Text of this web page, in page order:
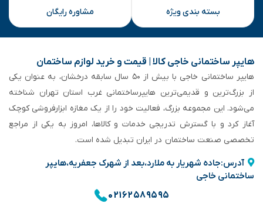
بسته بندی ویژه مشاوره رایگان
هایپر ساختمانی خاجی‌ کالا | قیمت و خرید لوازم ساختمان
هایپر ساختمانی خاجی‌ با بیش از ۵۰ سال سابقه‌ درخشان، به عنوان یکی
از بزرگ‌ترین و قدیمی‌ترین هایپرساختمانی‌ غرب استان تهران شناخته
می‌شود. این مجموعه بزرگ، فعالیت خود را از یک مغازه ابزارفروشی کوچک
آغاز کرد و با گسترش تدریجی خدمات و کالاها، امروز به یکی از مراجع
تخصصی صنعت ساختمان در ایران تبدیل شده است.
آدرس:جاده شهریار به ملارد،بعد از شهرک جعفریه،هایپر
ساختمانی خاجی
۰۲۱۶۲۵۸۹۵۹۵